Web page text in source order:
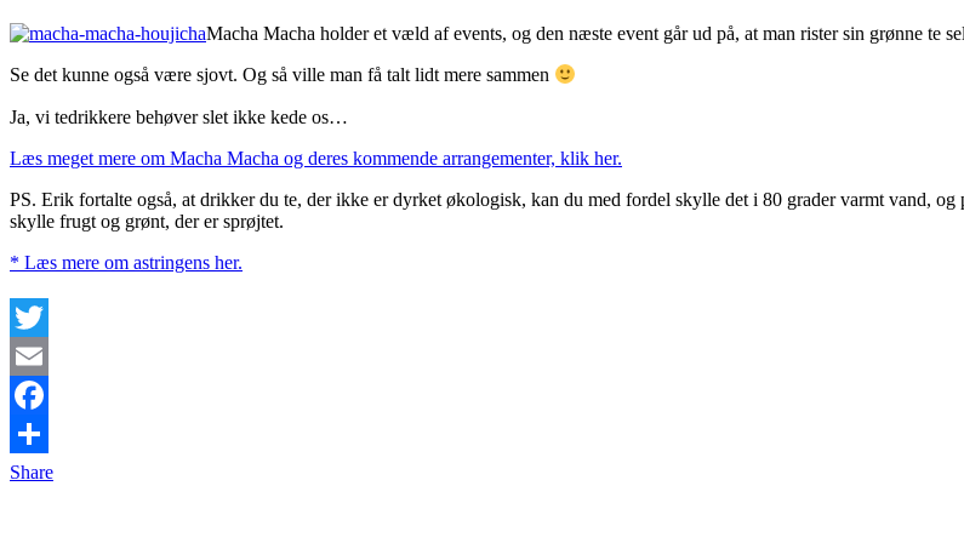
Macha Macha holder et væld af events, og den næste event går ud på, at man rister sin grønne te
Se det kunne også være sjovt. Og så ville man få talt lidt mere sammen
Ja, vi tedrikkere behøver slet ikke kede os…
Læs meget mere om Macha Macha og deres kommende arrangementer, klik her.
PS. Erik fortalte også, at drikker du te, der ikke er dyrket økologisk, kan du med fordel skylle det i 80 grader varmt vand,
skylle frugt og grønt, der er sprøjtet.
* Læs mere om astringens her.
Twitter
Email
Facebook
Share